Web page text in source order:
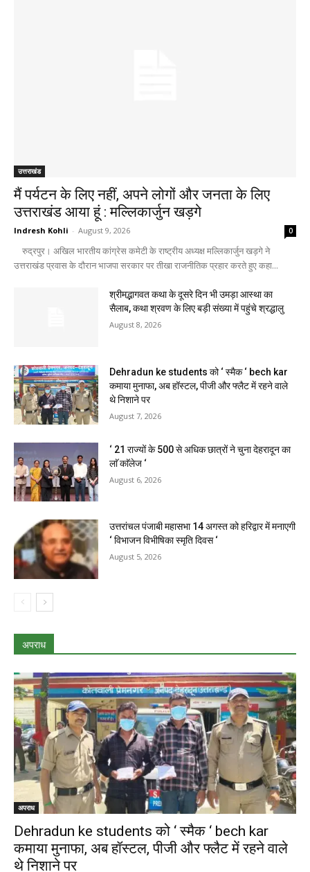
उत्तराखंड
मैं पर्यटन के लिए नहीं, अपने लोगों और जनता के लिए
उत्तराखंड आया हूं : मल्लिकार्जुन खड़गे
Indresh Kohli - August 9, 2026 0
रुद्रपुर। अखिल भारतीय कांग्रेस कमेटी के राष्ट्रीय अध्यक्ष मल्लिकार्जुन खड़गे ने
उत्तराखंड प्रवास के दौरान भाजपा सरकार पर तीखा राजनीतिक प्रहार करते हुए कहा...
श्रीमद्भागवत कथा के दूसरे दिन भी उमड़ा आस्था का
सैलाब, कथा श्रवण के लिए बड़ी संख्या में पहुंचे श्रद्धालु
August 8, 2026
Dehradun ke students को ‘ स्मैक ‘ bech kar
कमाया मुनाफा, अब हॉस्टल, पीजी और फ्लैट में रहने वाले
थे निशाने पर
August 7, 2026
‘ 21 राज्यों के 500 से अधिक छात्रों ने चुना देहरादून का
लाॅ काॅलेज ‘
August 6, 2026
उत्तरांचल पंजाबी महासभा 14 अगस्त को हरिद्वार में मनाएगी
‘ विभाजन विभीषिका स्मृति दिवस ‘
August 5, 2026
अपराध
अपराध
Dehradun ke students को ‘ स्मैक ‘ bech kar
कमाया मुनाफा, अब हॉस्टल, पीजी और फ्लैट में रहने वाले
थे निशाने पर